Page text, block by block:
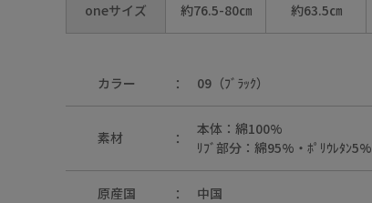
01（ｵﾌﾎﾜｲﾄ）
oneサイズ 約76.5-80㎝ 約63.5㎝
カラー 09（ﾌﾞﾗｯｸ）
素材
本体：綿100%
ﾘﾌﾞ部分：綿95%・ﾎﾟﾘｳﾚﾀﾝ5%
原産国 中国